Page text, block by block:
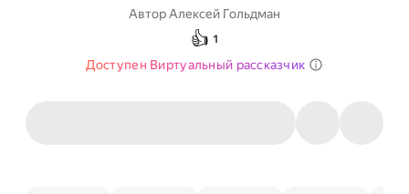
АвторАлексей Гольдман
👍 1
Доступен Виртуальный рассказчик